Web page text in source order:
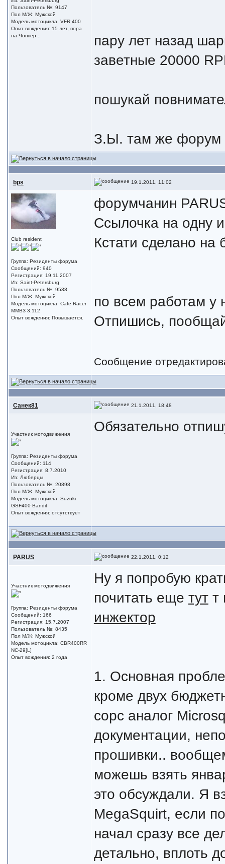
Пользователь №: 9147
Пол М/Ж: Мужской
Модель мотоцикла: VFR 400
Опыт вождения: 15 лет, пора
на Чоппер...
пару лет назад
заветные 20000
пошукай
З.Ы. там же форум
bps 19.1.2011, 11:02
Club resident
Группа: Резиденты форума
Сообщений: 940
Регистрация: 19.11.2007
Из: Saint-Petersburg
Пользователь №: 9538
Пол М/Ж: Мужской
Модель мотоцикла: Cafe Racer
ММВЗ 3.112
Опыт вождения: Повышается.
форумчанин
Ссылочка на одну
Кстати сделано на
по всем работам у
Отпишись,
Сообщение
Санек81 21.1.2011, 18:48
Участник мотодвижения
Группа: Резиденты форума
Сообщений: 114
Регистрация: 8.7.2010
Из: Люберцы
Пользователь №: 20898
Пол М/Ж: Мужской
Модель мотоцикла: Suzuki
GSF400 Bandit
Опыт вождения: отсутствует
Обязательно
PARUS 22.1.2011, 0:12
Участник мотодвижения
Группа: Резиденты форума
Сообщений: 166
Регистрация: 15.7.2007
Пользователь №: 8435
Пол М/Ж: Мужской
Модель мотоцикла: CBR400RR
NC-29[L]
Опыт вождения: 2 года
Ну я попробую
почитать еще тутт
инжектор
1. Основная
кроме двух
сорс аналог
документации,
прошивки..
можешь взять
это обсуждали. Я
MegaSquirt, если
начал сразу все
детально, вплоть